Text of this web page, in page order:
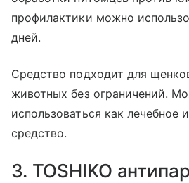
профилактики можно
дней.
Средство подходит для
животных без ограничений.
использоваться как лечебное
средство.
3. TOSHIKO